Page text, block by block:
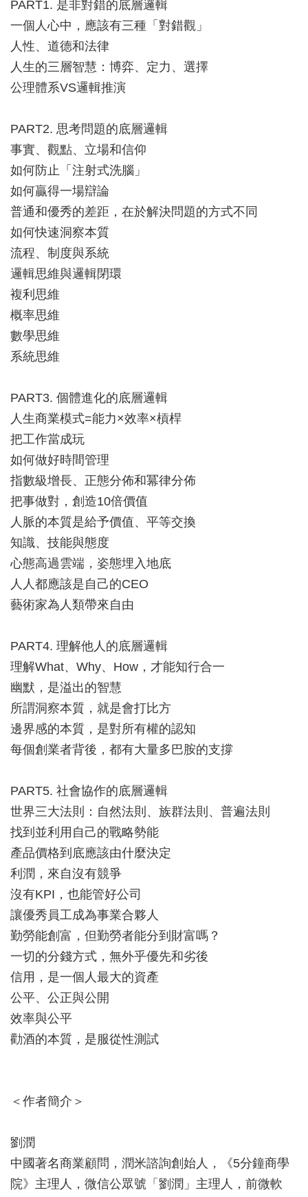
PART1. 是非對錯的底層邏輯
一個人心中，應該有三種「對錯觀」
人性、道德和法律
人生的三層智慧：博弈、定力、選擇
公理體系VS邏輯推演
PART2. 思考問題的底層邏輯
事實、觀點、立場和信仰
如何防止「注射式洗腦」
如何贏得一場辯論
普通和優秀的差距，在於解決問題的方式不同
如何快速洞察本質
流程、制度與系統
邏輯思維與邏輯閉環
複利思維
概率思維
數學思維
系統思維
PART3. 個體進化的底層邏輯
人生商業模式=能力×效率×槓桿
把工作當成玩
如何做好時間管理
指數級增長、正態分佈和冪律分佈
把事做對，創造10倍價值
人脈的本質是給予價值、平等交換
知識、技能與態度
心態高過雲端，姿態埋入地底
人人都應該是自己的CEO
藝術家為人類帶來自由
PART4. 理解他人的底層邏輯
理解What、Why、How，才能知行合一
幽默，是溢出的智慧
所謂洞察本質，就是會打比方
邊界感的本質，是對所有權的認知
每個創業者背後，都有大量多巴胺的支撐
PART5. 社會協作的底層邏輯
世界三大法則：自然法則、族群法則、普遍法則
找到並利用自己的戰略勢能
產品價格到底應該由什麼決定
利潤，來自沒有競爭
沒有KPI，也能管好公司
讓優秀員工成為事業合夥人
勤勞能創富，但勤勞者能分到財富嗎？
一切的分錢方式，無外乎優先和劣後
信用，是一個人最大的資產
公平、公正與公開
效率與公平
勸酒的本質，是服從性測試
＜作者簡介＞
劉潤
中國著名商業顧問，潤米諮詢創始人，《5分鐘商學
院》主理人，微信公眾號「劉潤」主理人，前微軟